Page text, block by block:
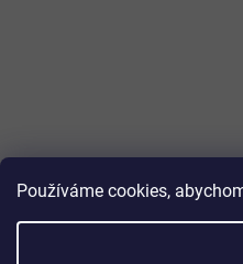
Používáme cookies,